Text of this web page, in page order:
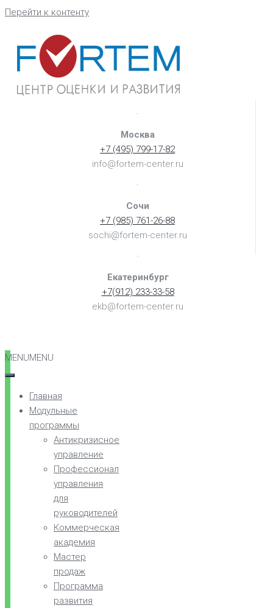
Перейти к контенту
Москва
+7 (495) 799-17-82
info@fortem-center.ru
Сочи
+7 (985) 761-26-88
sochi@fortem-center.ru
Екатеринбург
+7(912) 233-33-58
ekb@fortem-center.ru
MENUMENU
Главная
Модульные
программы
Антикризисное
управление
Профессионал
управления
для
руководителей
Коммерческая
академия
Мастер
продаж
Программа
развития